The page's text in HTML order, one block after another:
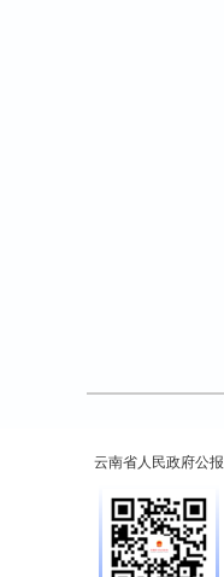
云南省人民政府公报